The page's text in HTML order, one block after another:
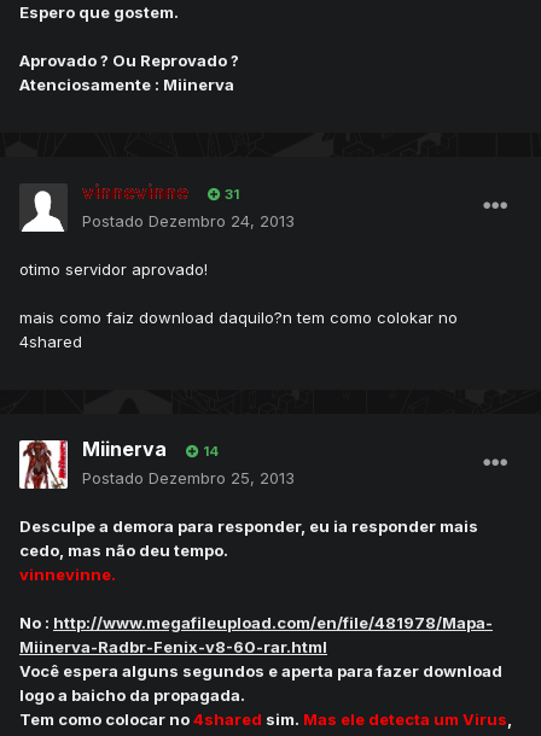
Espero que gostem.
Aprovado ? Ou Reprovado ?
Atenciosamente : Miinerva
vinnevinne 31
Postado Dezembro 24, 2013
otimo servidor aprovado!
mais como faiz download daquilo?n tem como colokar no
4shared
Miinerva 14
Postado Dezembro 25, 2013
Desculpe a demora para responder, eu ia responder mais
cedo, mas não deu tempo.
vinnevinne.
No : http://www.megafileupload.com/en/file/481978/Mapa-
Miinerva-Radbr-Fenix-v8-60-rar.html
Você espera alguns segundos e aperta para fazer download
logo a baicho da propagada.
Tem como colocar no4shared sim. Mas ele detecta um Virus,